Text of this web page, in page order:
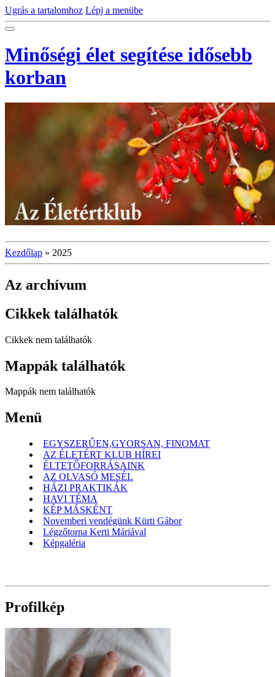
Ugrás a tartalomhoz Lépj a menübe
Minőségi élet segítése idősebb
korban
Kezdőlap » 2025
Az archívum
Cikkek találhatók
Cikkek nem találhatók
Mappák találhatók
Mappák nem találhatók
Menü
EGYSZERŰEN,GYORSAN, FINOMAT
AZ ÉLETÉRT KLUB HÍREI
ÉLTETŐFORRÁSAINK
AZ OLVASÓ MESÉL
HÁZI PRAKTIKÁK
HAVI TÉMA
KÉP MÁSKÉNT
Novemberi vendégünk Kürti Gábor
Légzőtorna Kerti Máriával
Képgaléria
Profilkép